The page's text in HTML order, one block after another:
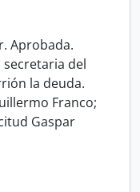
Aprobada.
secretaria del
la deuda.
Franco;
Gaspar